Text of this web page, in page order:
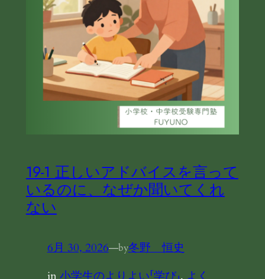
19-1 正しいアドバイスを言って
いるのに、なぜか聞いてくれ
ない
6月 30, 2026—by冬野 恒史